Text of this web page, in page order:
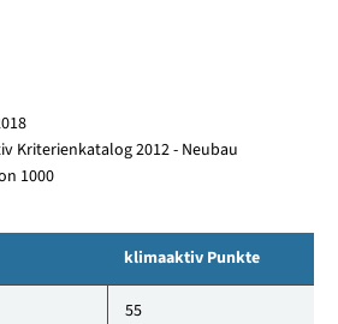
Kriterienkatalog 2012 - Neubau
1000
klimaaktiv Punkte
55